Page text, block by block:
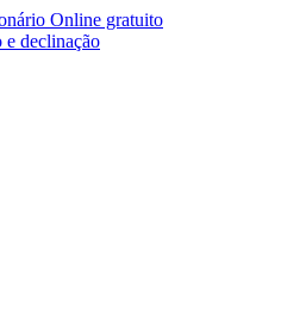
e declinação